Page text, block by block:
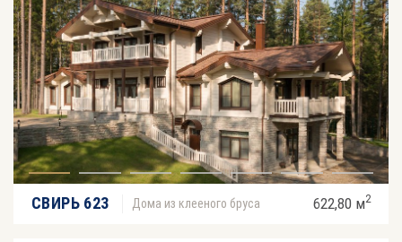
СВИРЬ 623 Дома из клееного бруса 622,80 м2